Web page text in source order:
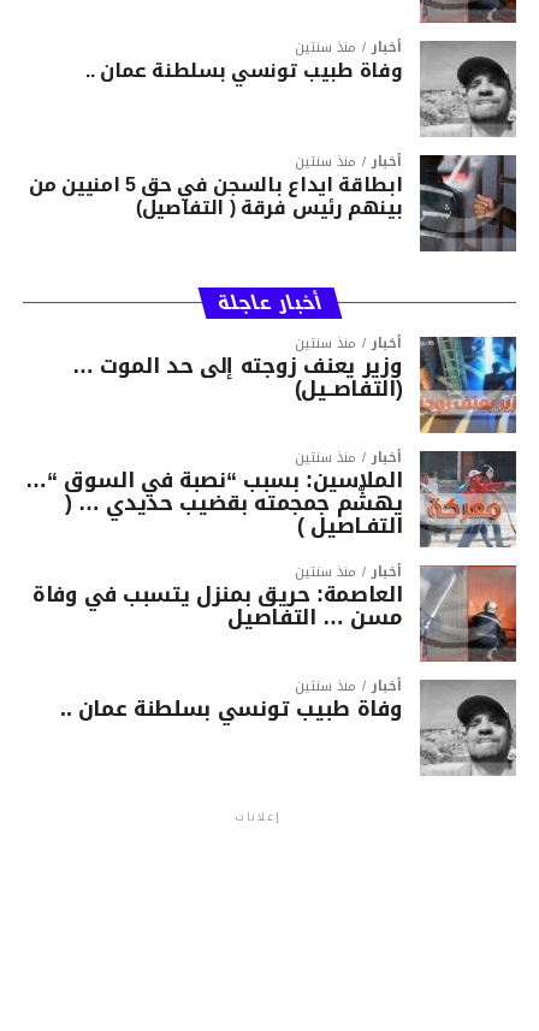
أخبار منذ سنتين
وفاة طبيب تونسي بسلطنة عمان ..
أخبار منذ سنتين
ابطاقة ايداع بالسجن في حق 5 امنيين من
بينهم رئيس فرقة ( التفاصيل)
أخبار عاجلة
أخبار منذ سنتين
وزير يعنف زوجته إلى حد الموت …
(التفاصــيل)
أخبار منذ سنتين
الملاسين: بسبب “نصبة في السوق “…
يهشّم جمجمته بقضيب حديدي … (
التفـاصيل )
أخبار منذ سنتين
العاصمة: حريق بمنزل يتسبب في وفاة
مسن … التفاصيل
أخبار منذ سنتين
وفاة طبيب تونسي بسلطنة عمان ..
إعلانات